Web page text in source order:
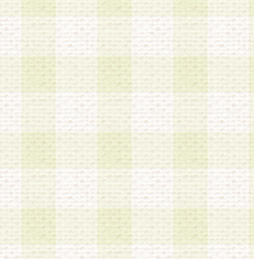
5.当社は、必要と認
手段により登録情報
の内容が正確である
うことができるもの
6.会員は、会員登録
して、当社指定の期
該期間内に更新手続
発行したポイントは